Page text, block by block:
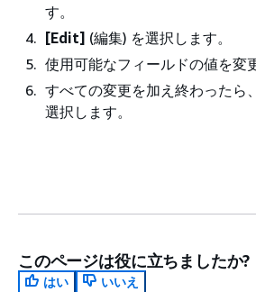
す。
[Edit] (編集) を選択します。
使用可能なフィールドの値を変
すべての変更を加え終わったら
選択します。
このページは役に立ちましたか?
はい
いいえ